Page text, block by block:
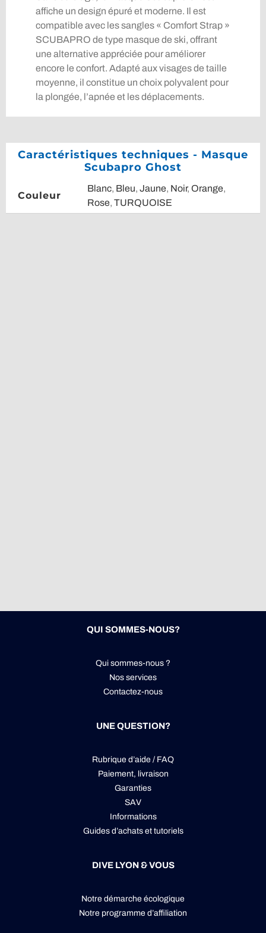
affiche un design épuré et moderne. Il est
compatible avec les sangles « Comfort Strap »
SCUBAPRO de type masque de ski, offrant
une alternative appréciée pour améliorer
encore le confort. Adapté aux visages de taille
moyenne, il constitue un choix polyvalent pour
la plongée, l’apnée et les déplacements.
Caractéristiques techniques - Masque
Scubapro Ghost
Couleur
Blanc, Bleu, Jaune, Noir, Orange,
Rose, TURQUOISE
QUI SOMMES-NOUS?
Qui sommes-nous ?
Nos services
Contactez-nous
UNE QUESTION?
Rubrique d’aide / FAQ
Paiement, livraison
Garanties
SAV
Informations
Guides d’achats et tutoriels
DIVE LYON & VOUS
Notre démarche écologique
Notre programme d’affiliation